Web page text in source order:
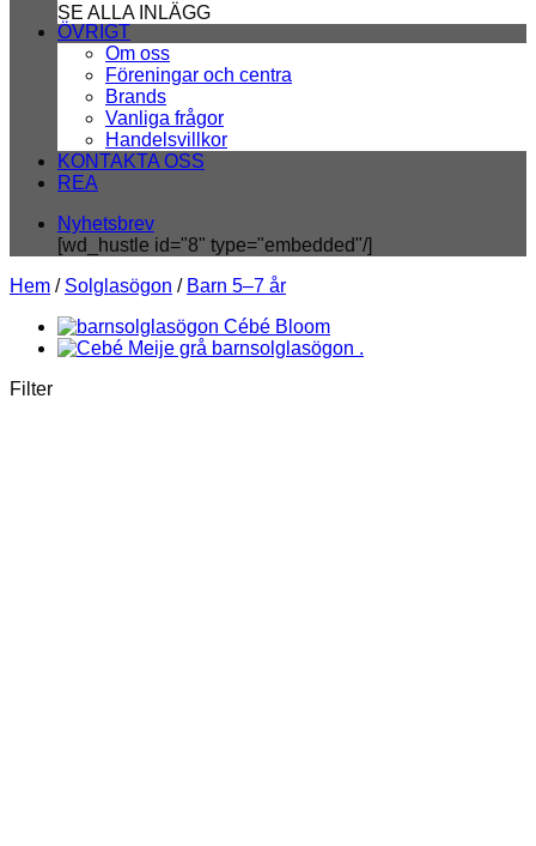
SE ALLA INLÄGG
ÖVRIGT
Om oss
Föreningar och centra
Brands
Vanliga frågor
Handelsvillkor
KONTAKTA OSS
REA
Nyhetsbrev
[wd_hustle id="8" type="embedded"/]
Hem / Solglasögon / Barn 5–7 år
Filter